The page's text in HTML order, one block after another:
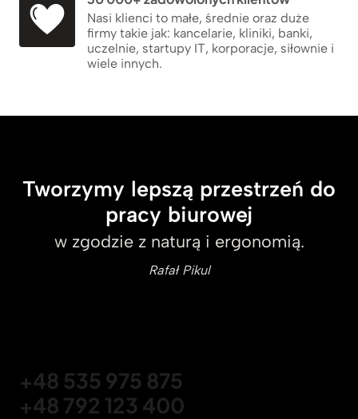
Nasi klienci to małe, średnie oraz duże
firmy takie jak: kancelarie, kliniki, banki,
uczelnie, startupy IT, korporacje, siłownie i
wiele innych.
Tworzymy lepszą przestrzeń do
pracy biurowej
w zgodzie z naturą i ergonomią.
Rafał Pikul
+48 535 975 875
+48 792 123 400